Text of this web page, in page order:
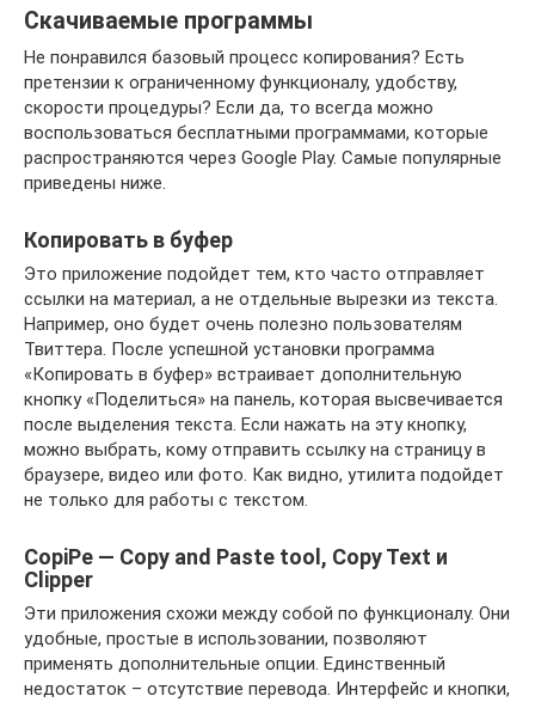
Скачиваемые программы
Не понравился базовый процесс копирования? Есть
претензии к ограниченному функционалу, удобству,
скорости процедуры? Если да, то всегда можно
воспользоваться бесплатными программами, которые
распространяются через Google Play. Самые популярные
приведены ниже.
Копировать в буфер
Это приложение подойдет тем, кто часто отправляет
ссылки на материал, а не отдельные вырезки из текста.
Например, оно будет очень полезно пользователям
Твиттера. После успешной установки программа
«Копировать в буфер» встраивает дополнительную
кнопку «Поделиться» на панель, которая высвечивается
после выделения текста. Если нажать на эту кнопку,
можно выбрать, кому отправить ссылку на страницу в
браузере, видео или фото. Как видно, утилита подойдет
не только для работы с текстом.
CopiPe — Copy and Paste tool, Copy Text и
Clipper
Эти приложения схожи между собой по функционалу. Они
удобные, простые в использовании, позволяют
применять дополнительные опции. Единственный
недостаток – отсутствие перевода. Интерфейс и кнопки,